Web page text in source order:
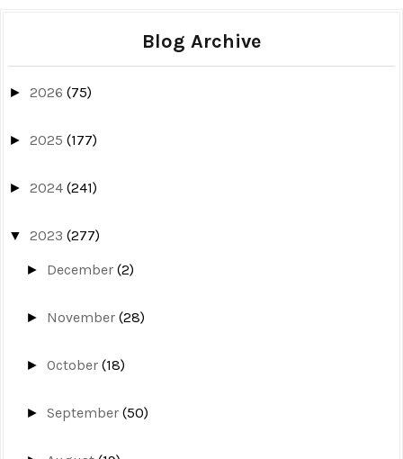
Blog Archive
► 2026 (75)
► 2025 (177)
► 2024 (241)
▼ 2023 (277)
► December(2)
► November(28)
►October(18)
►September(50)